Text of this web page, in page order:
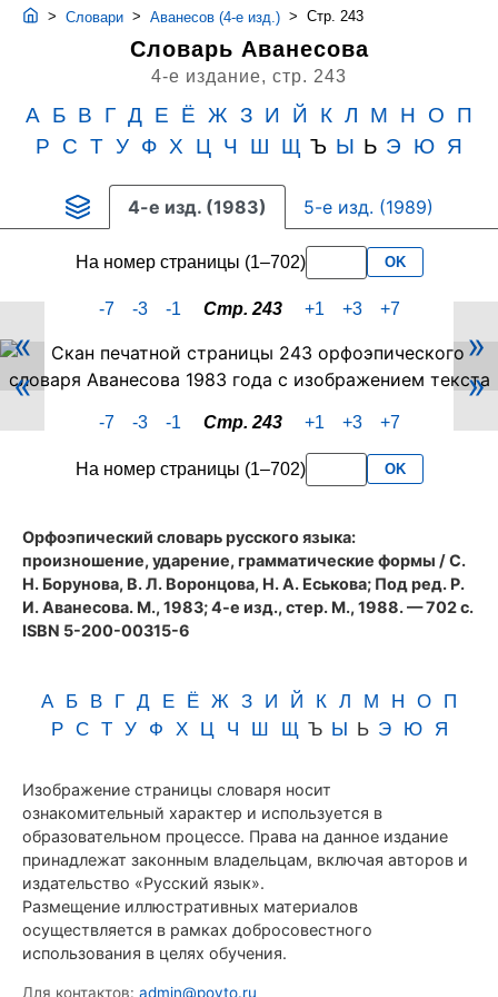
> Словари > Аванесов (4-е изд.) > Стр. 243
Словарь Аванесова
4-е издание, стр. 243
А Б В Г Д Е Ё Ж З И Й К Л М Н О
П
Р
С Т У Ф Х Ц Ч Ш Щ Ъ Ы Ь Э Ю Я
4-е изд. (1983) 5-е изд. (1989)
На номер страницы (1–702) OK
-7 -3 -1 Стр. 243 +1 +3 +7
Скан
PDF-
страницы
243
Аванесова
«
»
«
»
-7 -3 -1 Стр. 243 +1 +3 +7
На номер страницы (1–702) OK
Орфоэпический словарь русского языка:
произношение, ударение, грамматические формы / С.
Н. Борунова, В. Л. Воронцова, Н. А. Еськова; Под ред. Р.
И. Аванесова. М., 1983; 4-е изд., стер. М., 1988. — 702 с.
ISBN 5-200-00315-6
А Б В Г Д Е Ё Ж З И Й К Л М Н О П
Р С Т У Ф Х Ц Ч Ш Щ Ъ Ы Ь Э Ю Я
Изображение страницы словаря носит
ознакомительный характер и используется в
образовательном процессе. Права на данное издание
принадлежат законным владельцам, включая авторов и
издательство «Русский язык».
Размещение иллюстративных материалов
осуществляется в рамках добросовестного
использования в целях обучения.
Для контактов: admin@povto.ru